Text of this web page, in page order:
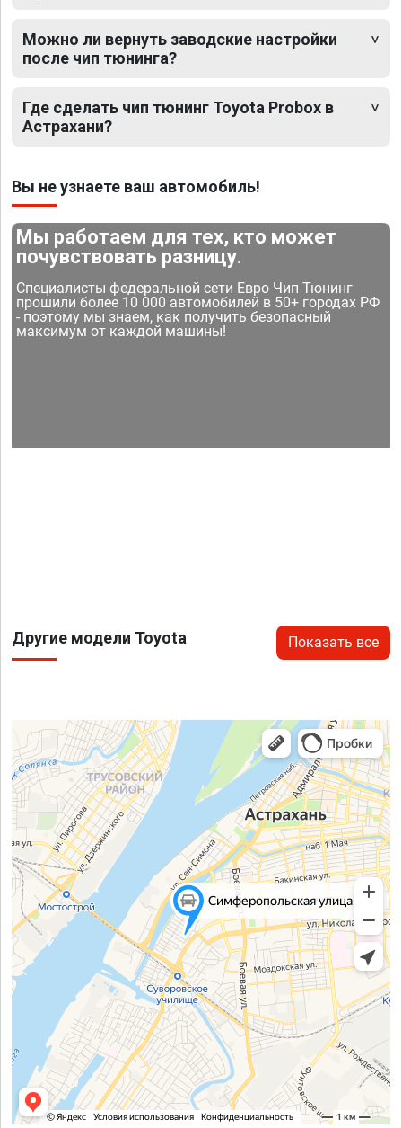
Можно ли вернуть заводские настройки
после чип тюнинга?
Где сделать чип тюнинг Toyota Probox в
Астрахани?
Вы не узнаете ваш автомобиль!
Мы работаем для тех, кто может
почувствовать разницу.
Специалисты федеральной сети Евро Чип Тюнинг
прошили более 10 000 автомобилей в 50+ городах РФ
- поэтому мы знаем, как получить безопасный
максимум от каждой машины!
Другие модели Toyota Показать все